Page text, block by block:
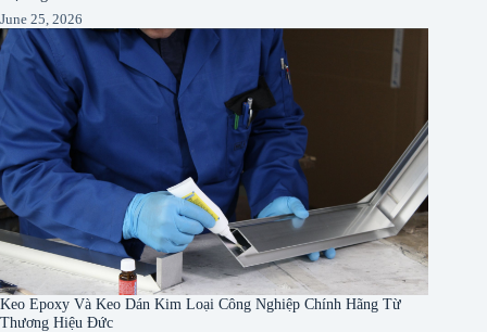
June 25, 2026
Keo Epoxy Và Keo Dán Kim Loại Công Nghiệp Chính Hãng Từ
Thương Hiệu Đức